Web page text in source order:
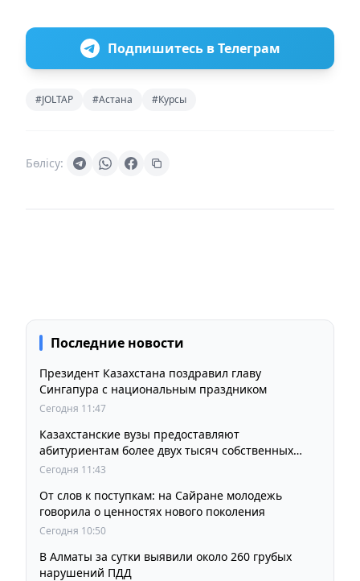
Подпишитесь в Телеграм
#JOLTAP #Астана #Курсы
Бөлісу:
Последние новости
Президент Казахстана поздравил главу
Сингапура с национальным праздником
Сегодня 11:47
Казахстанские вузы предоставляют
абитуриентам более двух тысяч собственных
образовательных грантов
Сегодня 11:43
От слов к поступкам: на Сайране молодежь
говорила о ценностях нового поколения
Сегодня 10:50
В Алматы за сутки выявили около 260 грубых
нарушений ПДД